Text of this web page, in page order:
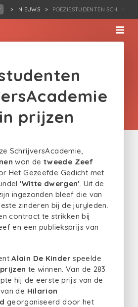
NIEUWS POËZIESTUDENTEN SCH…IE
prijzen
SchrijversAcademie,
won de tweede Zeef
Het Gezeefde Gedicht met
'Witte dwergen'. Uit de
ingezonden bleef die van
zinderen bij de juryleden.
contract te strikken bij
en een publieksprijs van
Alain De Kinder speelde
te winnen. Van de 283
hij de eerste prijs van de
de Hilarion
georganiseerd door het